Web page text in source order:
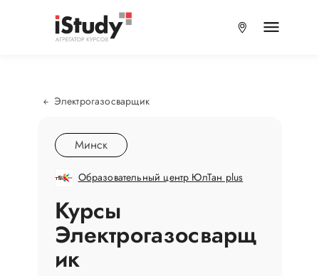
Электрогазосварщик
Образовательный центр ЮлТан plus
Минск
Курсы
Электрогазосварщ
ик